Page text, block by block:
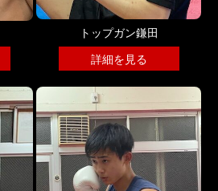
トップガン鎌田
詳細を見る